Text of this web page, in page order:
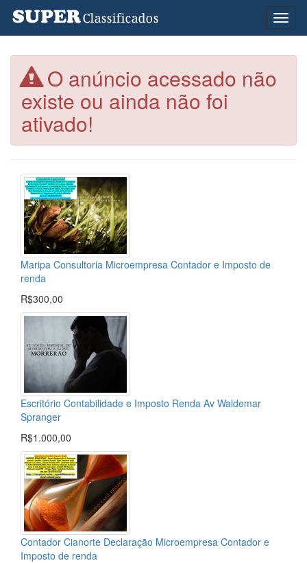
O anúncio acessado não
existe ou ainda não foi
ativado!
Maripa Consultoria Microempresa Contador e Imposto de
renda
R$300,00
Escritório Contabilidade e Imposto Renda Av Waldemar
Spranger
R$1.000,00
Contador Cianorte Declaração Microempresa Contador e
Imposto de renda